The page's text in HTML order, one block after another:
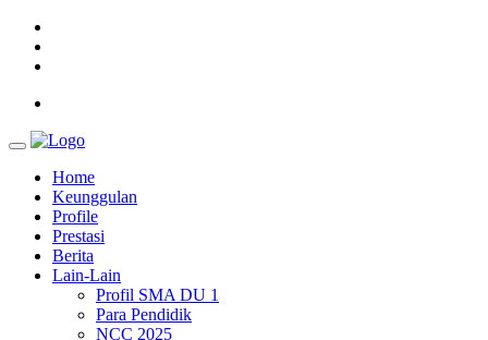
Home
Keunggulan
Profile
Prestasi
Berita
Lain-Lain
Profil SMA DU 1
Para Pendidik
NCC 2025